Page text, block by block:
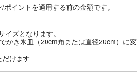
イントを適用する前の金額です。
ズとなります。
かき氷皿（20cm角または直径20cm）に変
けます